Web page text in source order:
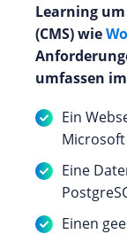
Learning
(CMS) wie
umfassen
Ein
Eine
Einen